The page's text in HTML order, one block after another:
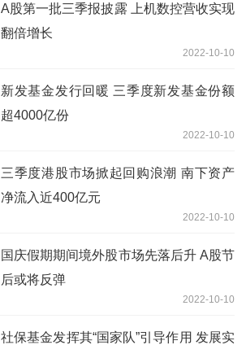
A股第一批三季报披露 上机数控营收实现
翻倍增长
2022-10-10
新发基金发行回暖 三季度新发基金份额
超4000亿份
2022-10-10
三季度港股市场掀起回购浪潮 南下资产
净流入近400亿元
2022-10-10
国庆假期期间境外股市场先落后升 A股节
后或将反弹
2022-10-10
社保基金发挥其“国家队”引导作用 发展实